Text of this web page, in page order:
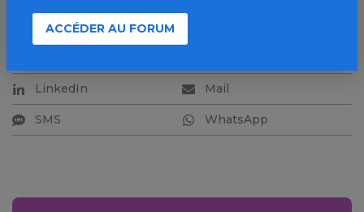
PARTAGER
LinkedIn Mail
SMS WhatsApp
ACCÉDER AU FORUM